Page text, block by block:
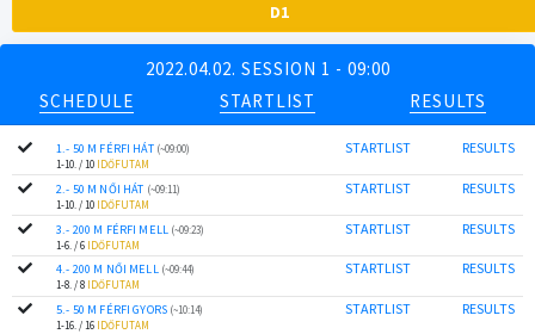
D1
2022.04.02. SESSION 1 - 09:00
SCHEDULE
STARTLIST RESULTS
1.- 50 M FÉRFI HÁT (~09:00)
1-10. / 10 IDŐFUTAM
STARTLIST RESULTS
2.- 50 M NŐI HÁT (~09:11)
1-10. / 10 IDŐFUTAM
STARTLIST RESULTS
3.- 200 M FÉRFI MELL (~09:23)
1-6. / 6 IDŐFUTAM
STARTLIST RESULTS
4.- 200 M NŐI MELL (~09:44)
1-8. / 8 IDŐFUTAM
STARTLIST RESULTS
5.- 50 M FÉRFI GYORS (~10:14)
1-16. / 16 IDŐFUTAM
STARTLIST RESULTS